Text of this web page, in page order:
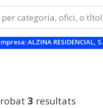
ALZINA RESIDENCIAL,
3 resultats